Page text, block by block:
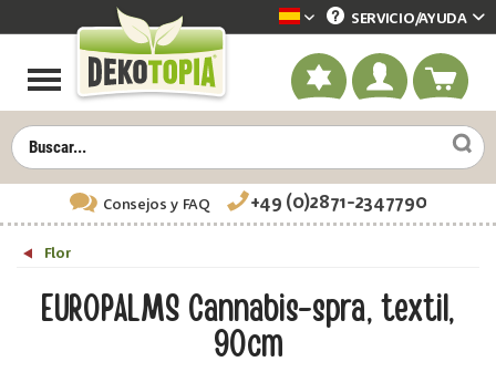
Dekotopia spanisch
SERVICIO/AYUDA
Consejos y FAQ +49 (0)2871-2347790
Flor
EUROPALMS Cannabis-spra, textil,
90cm